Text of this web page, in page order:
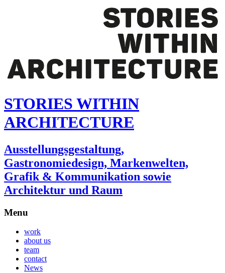
STORIES WITHIN
ARCHITECTURE
Ausstellungsgestaltung,
Gastronomiedesign, Markenwelten,
Grafik & Kommunikation sowie
Architektur und Raum
Menu
work
about us
team
contact
News